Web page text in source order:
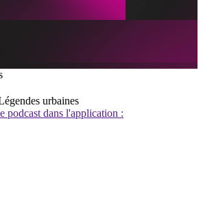
urbaines
podcast dans l'application :